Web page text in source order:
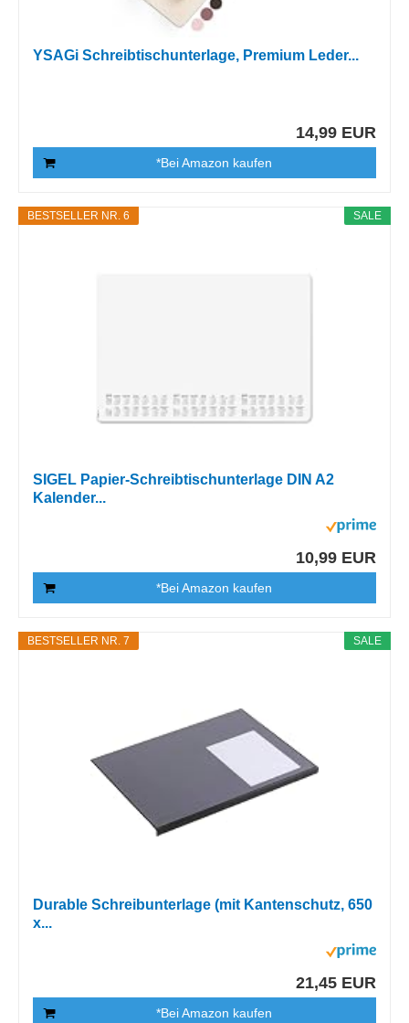
YSAGi Schreibtischunterlage, Premium Leder...
14,99 EUR
*Bei Amazon kaufen
SALE
BESTSELLER NR. 6
SIGEL Papier-Schreibtischunterlage DIN A2
Kalender...
10,99 EUR
*Bei Amazon kaufen
SALE
BESTSELLER NR. 7
Durable Schreibunterlage (mit Kantenschutz, 650
x...
21,45 EUR
*Bei Amazon kaufen